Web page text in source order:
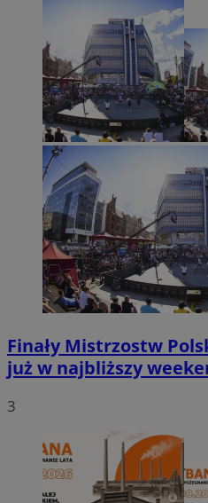
Finały Mistrzostw
już w najbliższy
3